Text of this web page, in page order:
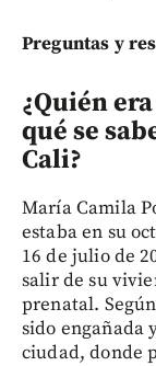
Preguntas y
¿Quién
qué se
Cali?
María Camila
estaba en su
16 de julio de
salir de su
prenatal.
sido engañada
ciudad, donde